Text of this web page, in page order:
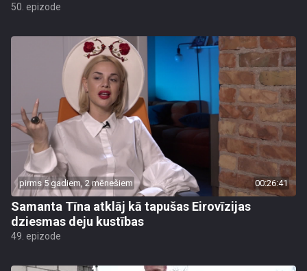
50. epizode
pirms 5 gadiem, 2 mēnešiem 00:26:41
Samanta Tīna atklāj kā tapušas Eirovīzijas
dziesmas deju kustības
49. epizode